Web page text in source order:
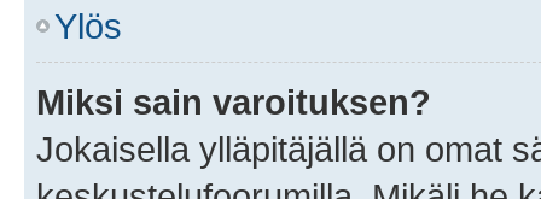
Ylös
Miksi sain varoituksen?
Jokaisella ylläpitäjällä on omat